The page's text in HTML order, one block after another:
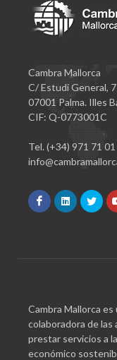
Cambra Mallorca
C/ Estudi General, 7
07001 Palma. Illes
CIF: Q-0773001C
Tel. (+34) 971 71
Cambra Mallorca
colaboradora de las
prestar servicios a
económico